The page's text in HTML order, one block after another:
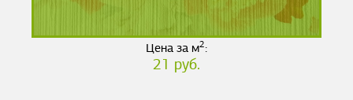
Цена за м2:
21 руб.